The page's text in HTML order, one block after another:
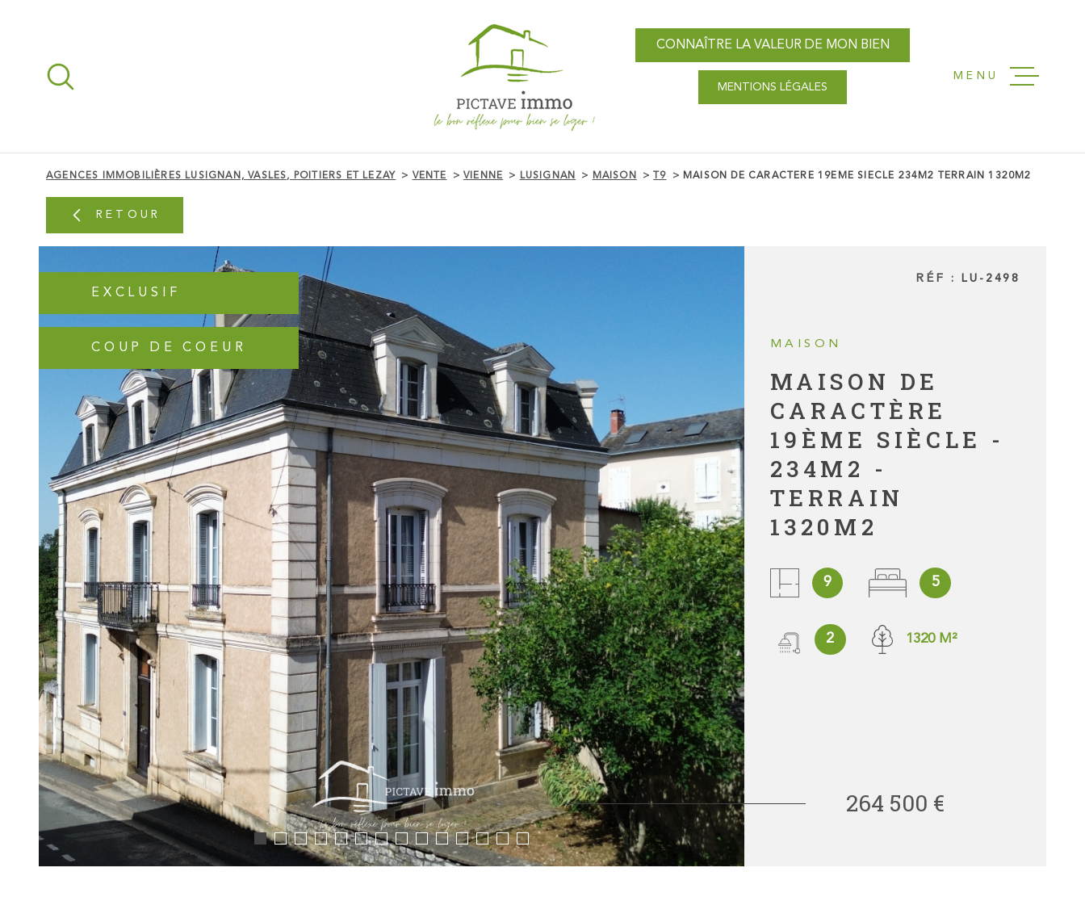
recherche
NOS
MENU
CONNAÎTRE LA VALEUR DE MON BIEN
MENTIONS LÉGALES
AGENCES IMMOBILIÈRES LUSIGNAN, VASLES, POITIERS ET LEZAY VENTE VIENNE LUSIGNAN MAISON T9 MAISON DE CARACTERE 19EME SIECLE 234M2 TERRAIN 1320M2
RETOUR
EXCLUSIF
COUP DE COEUR
RÉF :LU-2498
MAISON
MAISON DE
CARACTÈRE
19ÈME SIÈCLE -
234M2 -
TERRAIN
1320M2
9 5
2 1320 M²
264 500 €